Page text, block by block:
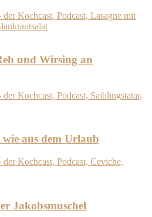
und Wirsing an
aus dem Urlaub
Jakobsmuschel